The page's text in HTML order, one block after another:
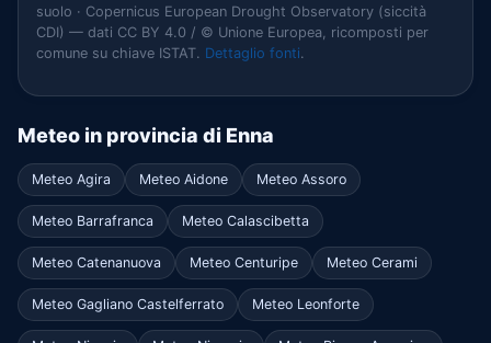
suolo · Copernicus European Drought Observatory (siccità
CDI) — dati CC BY 4.0 / © Unione Europea, ricomposti per
comune su chiave ISTAT. Dettaglio fonti.
Meteo in provincia di Enna
Meteo Agira Meteo Aidone Meteo Assoro
Meteo Barrafranca Meteo Calascibetta
Meteo Catenanuova Meteo Centuripe Meteo Cerami
Meteo Gagliano Castelferrato Meteo Leonforte